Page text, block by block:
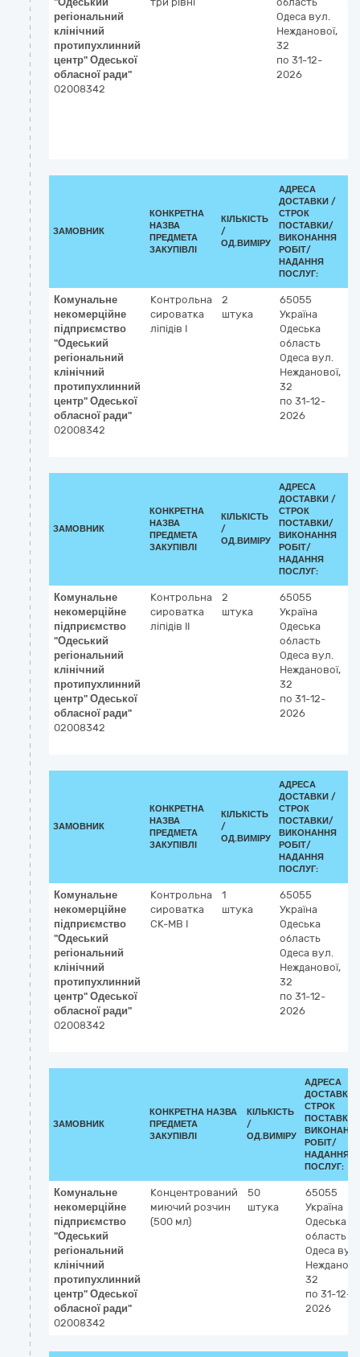
регіональний
клінічний
протипухлинний
центр" Одеської
обласної ради"
02008342
Одеса вул.
Нежданової,
32
по 31-12-
2026
ЗАМОВНИК
КОНКРЕТНА
НАЗВА
ПРЕДМЕТА
ЗАКУПІВЛІ
КІЛЬКІСТЬ
/
ОД.ВИМІРУ
АДРЕСА
ДОСТАВКИ /
СТРОК
ПОСТАВКИ/
ВИКОНАННЯ
РОБІТ/
НАДАННЯ
ПОСЛУГ:
Комунальне
некомерційне
підприємство
"Одеський
регіональний
клінічний
протипухлинний
центр" Одеської
обласної ради"
02008342
Контрольна
сироватка
ліпідів І
2
штука
65055
Україна
Одеська
область
Одеса вул.
Нежданової,
32
по 31-12-
2026
ЗАМОВНИК
КОНКРЕТНА
НАЗВА
ПРЕДМЕТА
ЗАКУПІВЛІ
КІЛЬКІСТЬ
/
ОД.ВИМІРУ
АДРЕСА
ДОСТАВКИ /
СТРОК
ПОСТАВКИ/
ВИКОНАННЯ
РОБІТ/
НАДАННЯ
ПОСЛУГ:
Комунальне
некомерційне
підприємство
"Одеський
регіональний
клінічний
протипухлинний
центр" Одеської
обласної ради"
02008342
Контрольна
сироватка
ліпідів ІІ
2
штука
65055
Україна
Одеська
область
Одеса вул.
Нежданової,
32
по 31-12-
2026
ЗАМОВНИК
КОНКРЕТНА
НАЗВА
ПРЕДМЕТА
ЗАКУПІВЛІ
КІЛЬКІСТЬ
/
ОД.ВИМІРУ
АДРЕСА
ДОСТАВКИ /
СТРОК
ПОСТАВКИ/
ВИКОНАННЯ
РОБІТ/
НАДАННЯ
ПОСЛУГ:
Комунальне
некомерційне
підприємство
"Одеський
регіональний
клінічний
протипухлинний
центр" Одеської
обласної ради"
02008342
Контрольна
сироватка
СК-МВ І
1
штука
65055
Україна
Одеська
область
Одеса вул.
Нежданової,
32
по 31-12-
2026
ЗАМОВНИК
КОНКРЕТНА НАЗВА
ПРЕДМЕТА
ЗАКУПІВЛІ
КІЛЬКІСТЬ
/
ОД.ВИМІРУ
АДРЕСА
ДОСТАВКИ
СТРОК
ПОСТАВКИ/
РОБІТ/
НАДАННЯ
ПОСЛУГ:
Комунальне
некомерційне
підприємство
"Одеський
регіональний
клінічний
протипухлинний
центр" Одеської
обласної ради"
02008342
Концентрований
миючий розчин
(500 мл)
50
штука
65055
Україна
Одеська
область
Одеса вул.
32
по 31-12-
2026